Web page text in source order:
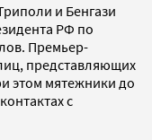
и Бенгази
РФ по
Премьер-
представляющих
этом мятежники до
с